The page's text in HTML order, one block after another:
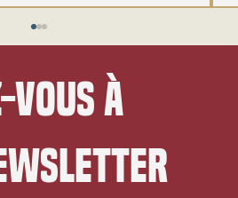
à la SDCC
vous à